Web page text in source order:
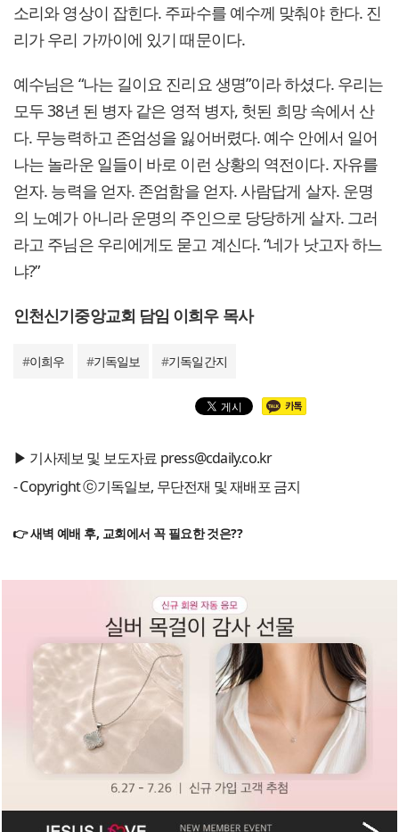
소리와 영상이 잡힌다. 주파수를 예수께 맞춰야 한다. 진
리가 우리 가까이에 있기 때문이다.
예수님은 “나는 길이요 진리요 생명”이라 하셨다. 우리는
모두 38년 된 병자 같은 영적 병자, 헛된 희망 속에서 산
다. 무능력하고 존엄성을 잃어버렸다. 예수 안에서 일어
나는 놀라운 일들이 바로 이런 상황의 역전이다. 자유를
얻자. 능력을 얻자. 존엄함을 얻자. 사람답게 살자. 운명
의 노예가 아니라 운명의 주인으로 당당하게 살자. 그러
라고 주님은 우리에게도 묻고 계신다. “네가 낫고자 하느
냐?”
인천신기중앙교회 담임 이희우 목사
#이희우 #기독일보 #기독일간지
▶ 기사제보 및 보도자료 press@cdaily.co.kr
- Copyright ⓒ기독일보, 무단전재 및 재배포 금지
👉 새벽 예배 후, 교회에서 꼭 필요한 것은??